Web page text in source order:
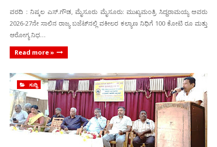
ವರದಿ : ನಿಷ್ಕಲ ಎಸ್.ಗೌಡ, ಮೈಸೂರು ಮೈಸೂರು: ಮುಖ್ಯಮಂತ್ರಿ ಸಿದ್ದರಾಮಯ್ಯ ಅವರು
2026-27ನೇ ಸಾಲಿನ ರಾಜ್ಯ ಬಜೆಟ್‌ನಲ್ಲಿ ವಕೀಲರ ಕಲ್ಯಾಣ ನಿಧಿಗೆ 100 ಕೋಟಿ ರೂ ಮತ್ತು
ಆರೋಗ್ಯ ನಿಧ…
Read more »
ಸುದ್ದಿ